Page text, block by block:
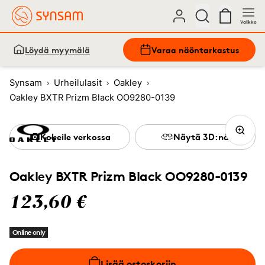
Valikko
Löydä myymälä Varaa näöntarkastus
Synsam Urheilulasit
Oakley
Oakley BXTR Prizm Black OO9280-0139
Oakley BXTR Prizm Black OO9280-0139
123,60 €
Online only
Kokeile verkossa Näytä 3D:nä